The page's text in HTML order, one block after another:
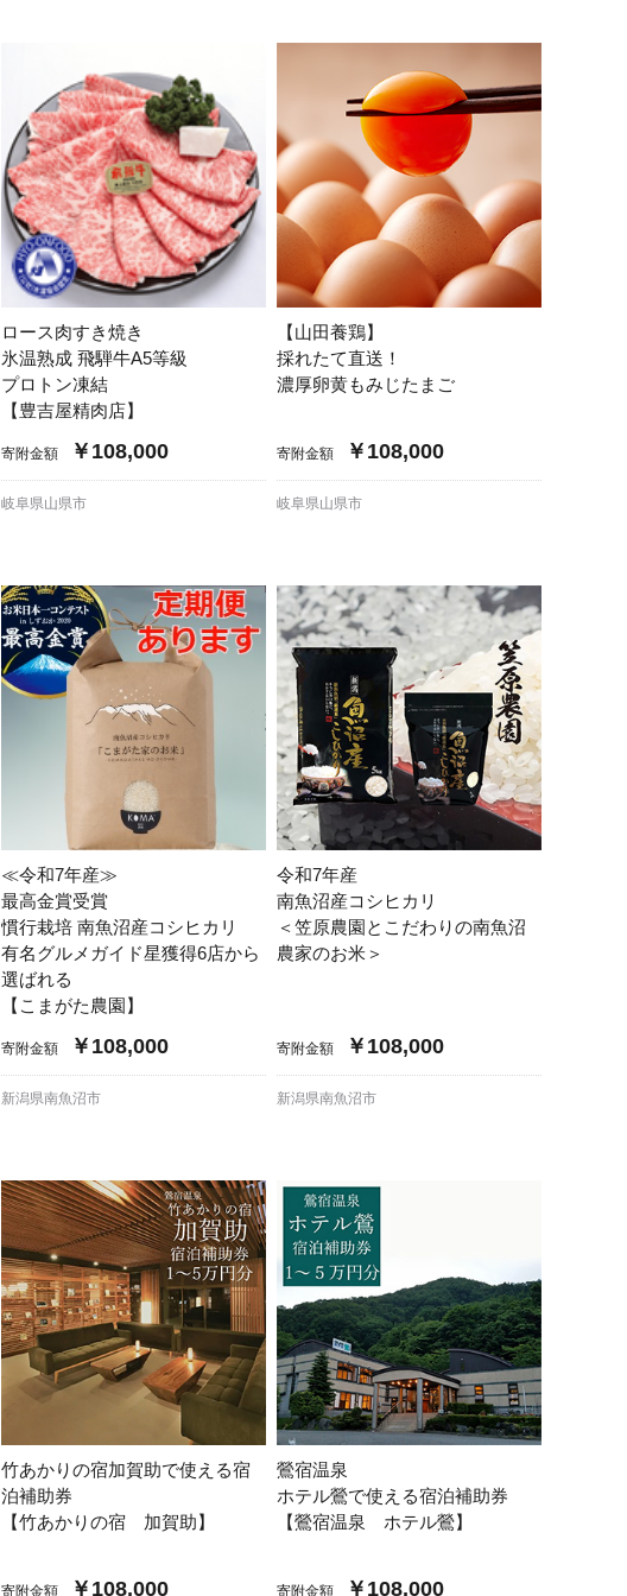
ロース肉すき焼き
氷温熟成 飛騨牛A5等級
プロトン凍結
【豊吉屋精肉店】
寄附金額 ￥108,000
岐阜県山県市
【山田養鶏】
採れたて直送！
濃厚卵黄もみじたまご
寄附金額 ￥108,000
岐阜県山県市
≪令和7年産≫
最高金賞受賞
慣行栽培 南魚沼産コシヒカリ
有名グルメガイド星獲得6店から
選ばれる
【こまがた農園】
寄附金額 ￥108,000
新潟県南魚沼市
令和7年産
南魚沼産コシヒカリ
＜笠原農園とこだわりの南魚沼
農家のお米＞
寄附金額 ￥108,000
新潟県南魚沼市
竹あかりの宿加賀助で使える宿
泊補助券
【竹あかりの宿 加賀助】
寄附金額 ￥108,000
鶯宿温泉
ホテル鶯で使える宿泊補助券
【鶯宿温泉 ホテル鶯】
寄附金額 ￥108,000